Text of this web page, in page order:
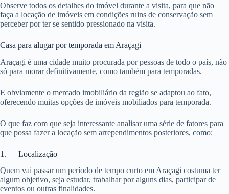
Observe todos os detalhes do imóvel durante a visita, para que não
faça a locação de imóveis em condições ruins de conservação sem
perceber por ter se sentido pressionado na visita.
Casa para alugar por temporada em Araçagi
Araçagi é uma cidade muito procurada por pessoas de todo o país, não
só para morar definitivamente, como também para temporadas.
E obviamente o mercado imobiliário da região se adaptou ao fato,
oferecendo muitas opções de imóveis mobiliados para temporada.
O que faz com que seja interessante analisar uma série de fatores para
que possa fazer a locação sem arrependimentos posteriores, como:
1. Localização
Quem vai passar um período de tempo curto em Araçagi costuma ter
algum objetivo, seja estudar, trabalhar por alguns dias, participar de
eventos ou outras finalidades.